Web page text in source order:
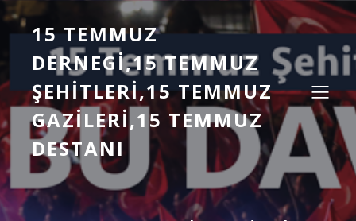
15 TEMMUZ
DERNEGI,15 TEMMUZ
ŞEHITLERI,15 TEMMUZ
GAZILERI,15 TEMMUZ
DESTANI